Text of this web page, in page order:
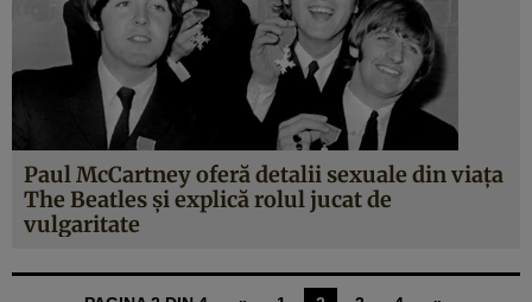
Paul McCartney oferă detalii sexuale din viaţa
The Beatles şi explică rolul jucat de
vulgaritate